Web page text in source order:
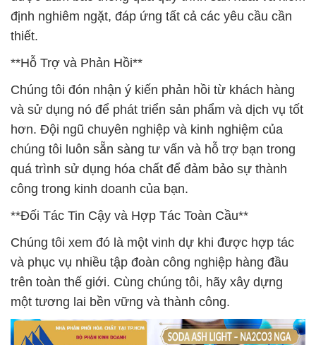
định nghiêm ngặt, đáp ứng tất cả các yêu cầu cần
thiết.
**Hỗ Trợ và Phản Hồi**
Chúng tôi đón nhận ý kiến phản hồi từ khách hàng
và sử dụng nó để phát triển sản phẩm và dịch vụ tốt
hơn. Đội ngũ chuyên nghiệp và kinh nghiệm của
chúng tôi luôn sẵn sàng tư vấn và hỗ trợ bạn trong
quá trình sử dụng hóa chất để đảm bảo sự thành
công trong kinh doanh của bạn.
**Đối Tác Tin Cậy và Hợp Tác Toàn Cầu**
Chúng tôi xem đó là một vinh dự khi được hợp tác
và phục vụ nhiều tập đoàn công nghiệp hàng đầu
trên toàn thế giới. Cùng chúng tôi, hãy xây dựng
một tương lai bền vững và thành công.